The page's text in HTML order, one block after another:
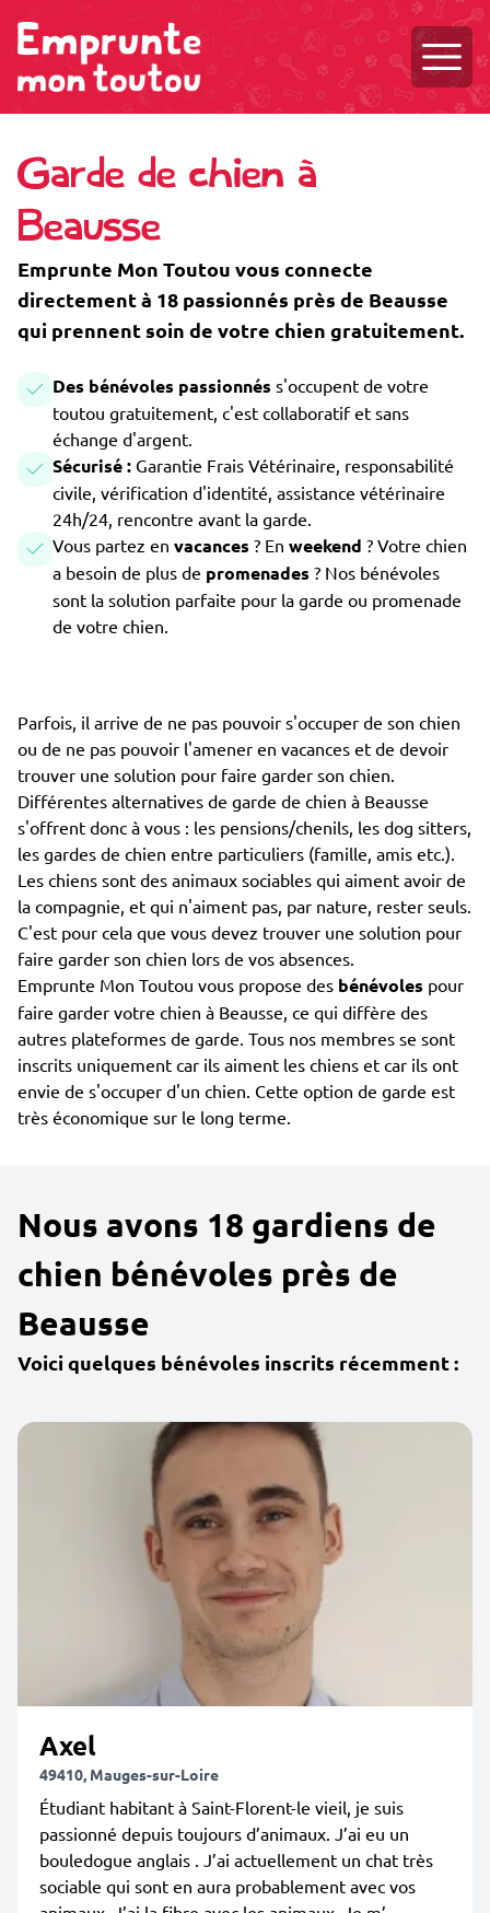
Garde de chien à
Beausse
Emprunte Mon Toutou vous connecte
directement à 18 passionnés près de Beausse
qui prennent soin de votre chien gratuitement.
Des bénévoles passionnés s'occupent de votre
toutou gratuitement, c'est collaboratif et sans
échange d'argent.
Sécurisé : Garantie Frais Vétérinaire, responsabilité
civile, vérification d'identité, assistance vétérinaire
24h/24, rencontre avant la garde.
Vous partez en vacances ? En weekend ? Votre chien
a besoin de plus de promenades ? Nos bénévoles
sont la solution parfaite pour la garde ou promenade
de votre chien.
Parfois, il arrive de ne pas pouvoir s'occuper de son chien
ou de ne pas pouvoir l'amener en vacances et de devoir
trouver une solution pour faire garder son chien.
Différentes alternatives de garde de chien à Beausse
s'offrent donc à vous : les pensions/chenils, les dog sitters,
les gardes de chien entre particuliers (famille, amis etc.).
Les chiens sont des animaux sociables qui aiment avoir de
la compagnie, et qui n'aiment pas, par nature, rester seuls.
C'est pour cela que vous devez trouver une solution pour
faire garder son chien lors de vos absences.
Emprunte Mon Toutou vous propose des bénévoles pour
faire garder votre chien à Beausse, ce qui diffère des
autres plateformes de garde. Tous nos membres se sont
inscrits uniquement car ils aiment les chiens et car ils ont
envie de s'occuper d'un chien. Cette option de garde est
très économique sur le long terme.
Nous avons 18 gardiens de
chien bénévoles près de
Beausse
Voici quelques bénévoles inscrits récemment :
Axel
49410, Mauges-sur-Loire
Étudiant habitant à Saint-Florent-le vieil, je suis
passionné depuis toujours d’animaux. J’ai eu un
bouledogue anglais . J’ai actuellement un chat très
sociable qui sont en aura probablement avec vos